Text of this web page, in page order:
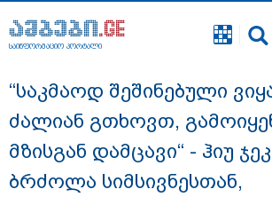
საინფორმაციო პორტალი
საინფორმაციო პორტალი
“საკმაოდ შეშინებული
ძალიან გთხოვთ,
მზისგან დამცავი“ - ჰიუ
ბრძოლა სიმსივნესთან,